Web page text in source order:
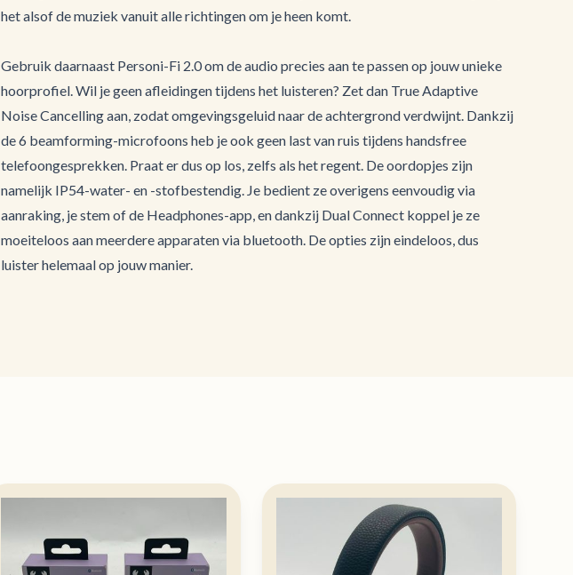
het alsof de muziek vanuit alle richtingen om je heen komt.
Gebruik daarnaast Personi-Fi 2.0 om de audio precies aan te passen op jouw unieke
hoorprofiel. Wil je geen afleidingen tijdens het luisteren? Zet dan True Adaptive
Noise Cancelling aan, zodat omgevingsgeluid naar de achtergrond verdwijnt. Dankzij
de 6 beamforming-microfoons heb je ook geen last van ruis tijdens handsfree
telefoongesprekken. Praat er dus op los, zelfs als het regent. De oordopjes zijn
namelijk IP54-water- en -stofbestendig. Je bedient ze overigens eenvoudig via
aanraking, je stem of de Headphones-app, en dankzij Dual Connect koppel je ze
moeiteloos aan meerdere apparaten via bluetooth. De opties zijn eindeloos, dus
luister helemaal op jouw manier.